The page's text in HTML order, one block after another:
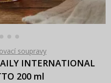
soupravy
INTERNATIONAL
200 ml